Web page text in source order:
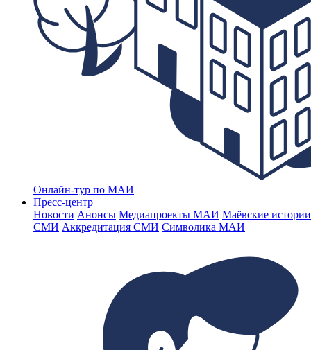
Онлайн-тур по МАИ
Пресс-центр
Новости Анонсы Медиапроекты МАИ Маёвские
СМИ Аккредитация СМИ Символика МАИ